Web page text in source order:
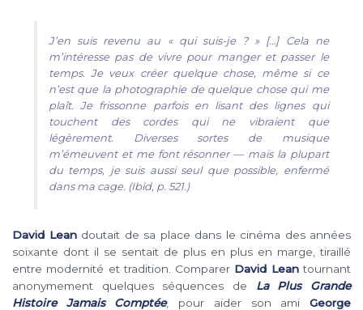
J’en suis revenu au « qui suis-je ? » […] Cela ne
m’intéresse pas de vivre pour manger et passer le
temps. Je veux créer quelque chose, même si ce
n’est que la photographie de quelque chose qui me
plaît. Je frissonne parfois en lisant des lignes qui
touchent des cordes qui ne vibraient que
légèrement. Diverses sortes de musique
m’émeuvent et me font résonner ― mais la plupart
du temps, je suis aussi seul que possible, enfermé
dans ma cage. (Ibid, p. 521.)
David Lean doutait de sa place dans le cinéma des années
soixante dont il se sentait de plus en plus en marge, tiraillé
entre modernité et tradition. Comparer David Leantournant
anonymement quelques séquences de La Plus Grande
Histoire Jamais Comptée, pour aider son amiGeorge